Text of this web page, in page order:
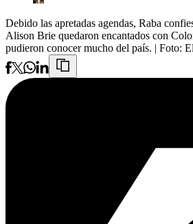
Debido las apretadas agendas, Raba
Alison Brie quedaron encantados con
pudieron conocer mucho del país. | Foto: